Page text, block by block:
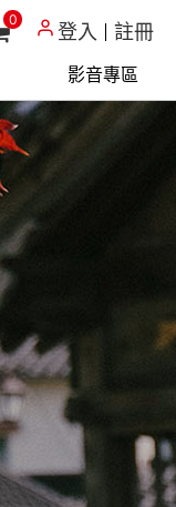
影音專區
0
登入 註冊